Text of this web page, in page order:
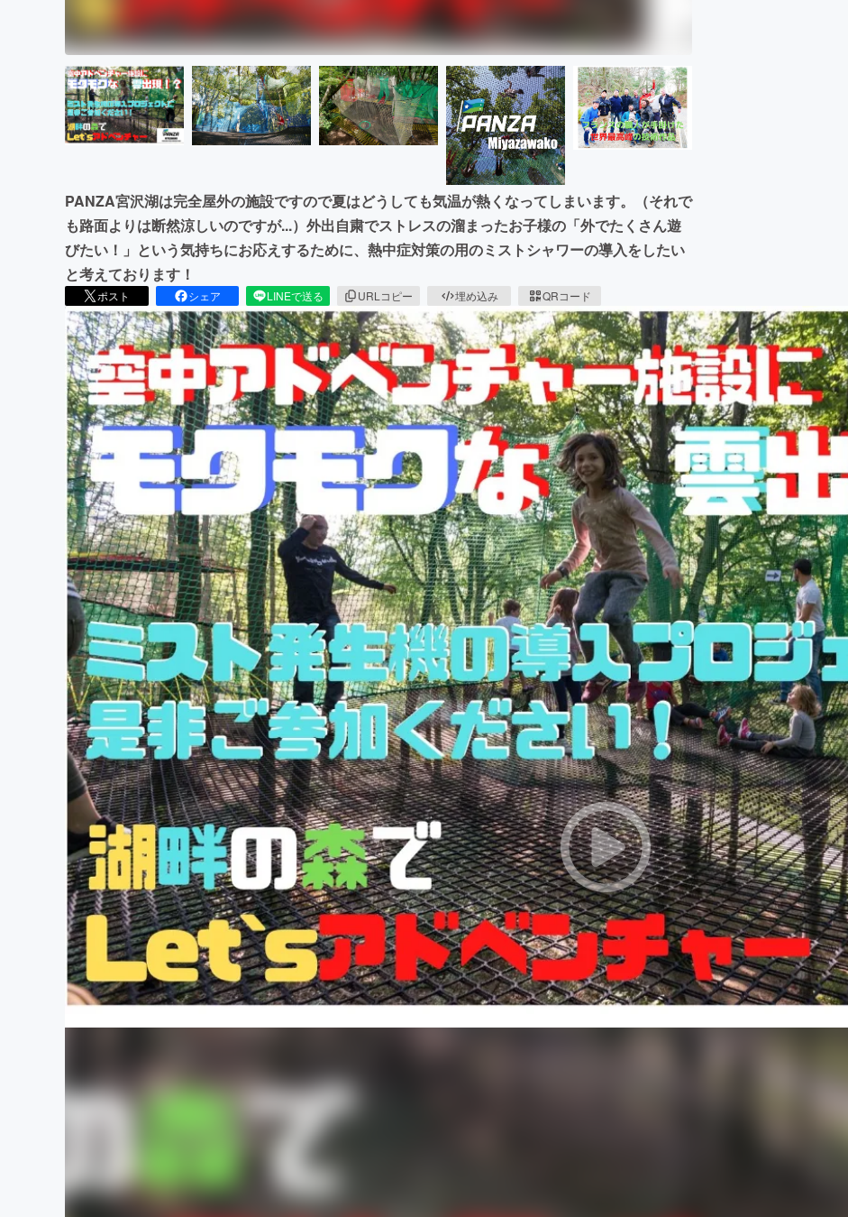
PANZA宮沢湖は完全屋外の施設ですので夏はどうしても気温が熱くなってしまいます。（それで
も路面よりは断然涼しいのですが...）外出自粛でストレスの溜まったお子様の「外でたくさん遊
びたい！」という気持ちにお応えするために、熱中症対策の用のミストシャワーの導入をしたい
と考えております！
ポスト シェア LINEで送る URLコピー 埋め込み QRコード